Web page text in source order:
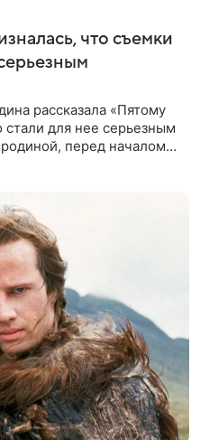
что съемки
рассказала «Пятому
стали для нее серьезным
перед началом